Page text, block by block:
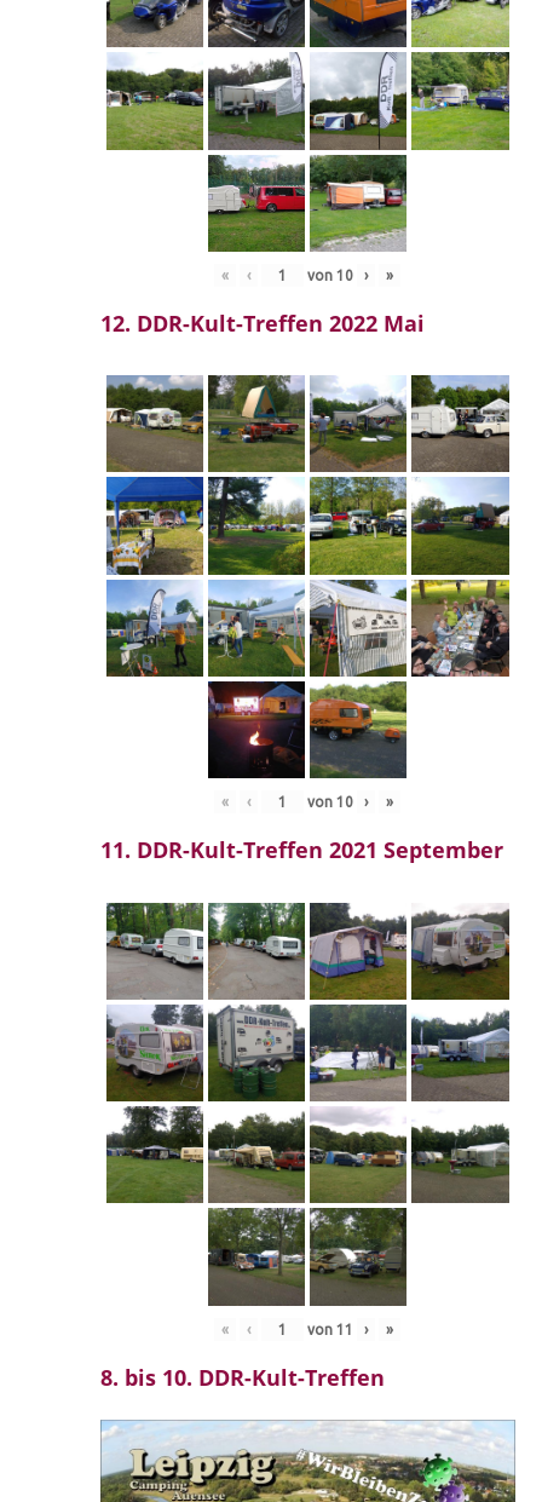
« ‹ von 10 › »
12. DDR-Kult-Treffen 2022 Mai
« ‹ von 10 › »
11. DDR-Kult-Treffen 2021 September
« ‹ von 11 › »
8. bis 10. DDR-Kult-Treffen